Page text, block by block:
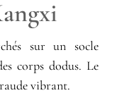
sur un socle
corps dodus. Le
vibrant.